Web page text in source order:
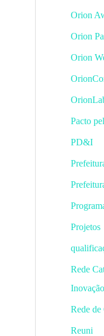
Orion
Orion
Orion
Pacto
PD&I
Projetos
Rede
Inovação
Rede de
Reuni